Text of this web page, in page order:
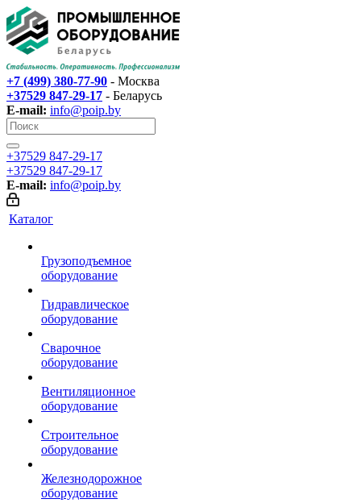
+7 (499) 380-77-90 - Москва
+37529 847-29-17‬ - Беларусь
E-mail: info@poip.by
+37529 847-29-17‬
+37529 847-29-17‬
E-mail: info@poip.by
Каталог
Грузоподъемное
оборудование
Гидравлическое
оборудование
Сварочное
оборудование
Вентиляционное
оборудование
Строительное
оборудование
Железнодорожное
оборудование